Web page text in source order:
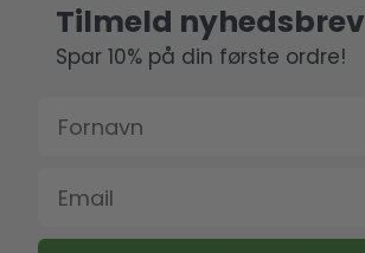
Tilmeld nyhedsbrev
Spar 10% på din første ordre!
Fornavn
Email